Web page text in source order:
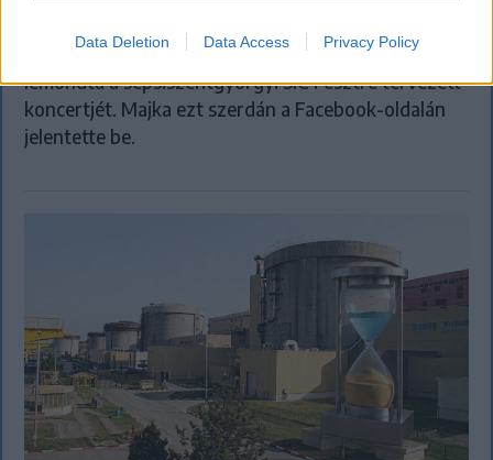
Data Deletion Data Access Privacy Policy
Majka életveszélyes fenyegetést kapott, és emiatt
lemondta a sepsiszentgyörgyi SIC Fesztre tervezett
koncertjét. Majka ezt szerdán a Facebook-oldalán
jelentette be.